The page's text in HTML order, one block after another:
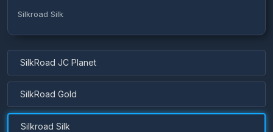
Silkroad Silk
SilkRoad JC Planet
SilkRoad Gold
Silkroad Silk